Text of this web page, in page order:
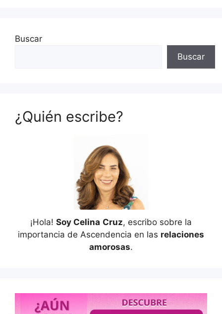
Buscar
Buscar
¿Quién escribe?
¡Hola! Soy Celina Cruz, escribo sobre la
importancia de Ascendencia en las relaciones
amorosas.